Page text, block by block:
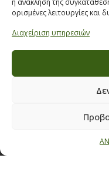
η ανάκληση της
ορισμένες λειτουργίες και
Διαχείριση υπηρεσιών
Email:
Email:
ΒΡΕΙΤΕ ΜΑΣ ΣΤΟ